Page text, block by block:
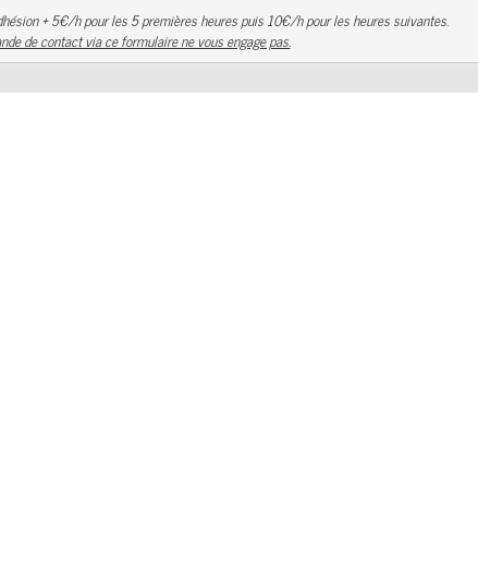
15€ d'adhésion + 5€/h pour les 5 premières heures puis 10€/h pour les heures suivantes.
de contact via ce formulaire ne vous engage pas.